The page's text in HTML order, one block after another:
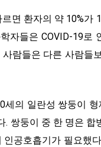
면 환자의 약 10%가
자들은 COVID-19로
람들은 다른 사람들
의 일란성 쌍둥이
쌍둥이 중 한 명은 합
공호흡기가 필요했